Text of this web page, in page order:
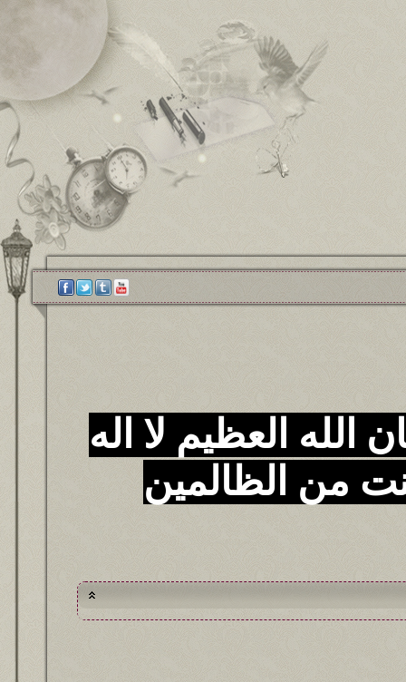
الله العظيم لا اله
من الظالمين